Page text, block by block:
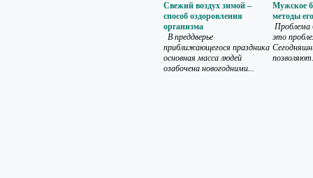
Свежий воздух зимой –
способ оздоровления
организма
В преддверье
приближающегося праздника
основная масса людей
озабочена новогодними...
Мужское
методы
Проблема
это